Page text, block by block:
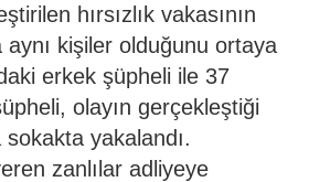
hırsızlık vakasının
aynı kişiler olduğunu ortaya
erkek şüpheli ile 37
olayın gerçekleştiği
yakalandı.
zanlılar adliyeye